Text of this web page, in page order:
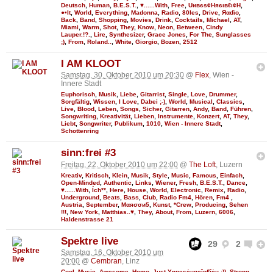
Deutsch Human B.E.S.T. ♥......With Free Uивєs¢Няєιвℓι¢Н
●•It, World Everything Madonna Radio 80Ies Drive Яαdϊo
Back Band Shopping Movies Drink Cocktails Michael AT,
Miami
Warm Shot, They, Know Neon Between Cindy
Lauper.!?.
Lire Synthesizer, Grace Jones For The Sunglasses
;) From Roland.. White Giorgio Bozen 2512
I AM KLOOT
Samstag, 30. Oktober 2010 um 20:30 @ Flex, Wien -
Innere Stadt
Euphorisch, Musik, Liebe, Gitarrist, Single, Love, Drummer,
Sorgfältig, Wissen, I Love, Dabei ;-), World, Musical, Classics,
Live, Blood, Leben, Songs, Sicher, Gitarren, Andy, Band, Führen,
Songwriting, Kreativität, Lieben, Instrumente, Konzert, AT, They,
Liebt, Songwriter, Publikum, 1010, Wien - Innere Stadt,
Schottenring
sinn:frei #3
Freitag, 22. Oktober 2010 um 22:00 @ The Loft, Luzern
Kreativ, Kritisch Klein Musik Style Music Famous Einfach
Open-Minded Authentic Links Wiener, Fresh B.E.S.T. Dance
♥......With Ích** Here House World Electronic Remix Radio
Underground Beats Bass Club Radio Fm4 Hören Fm4
Austria
September, Мαяσσи5 Kunst, *Crew Producing Sehen
!!! New York Matthias..♥ They, About, From Luzern 6006
Haldenstrasse 21
29 2
Spektre live
Samstag, 16. Oktober 2010 um
20:00 @ Cembran, Linz